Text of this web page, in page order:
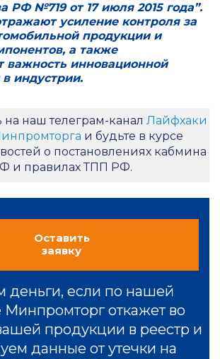
РФ №719 от 17 июля 2015 года”.
усиление контроля за
продукции и
а также
важность инновационной
индустрии.
наш телеграм-канал Лайфхаки
и будьте в курсе
о постановлениях кабмина
и правилах ТПП РФ.
Оставить
заявку
деньги, если по нашей
откажет во
продукции в реестр и
данные от утечки на